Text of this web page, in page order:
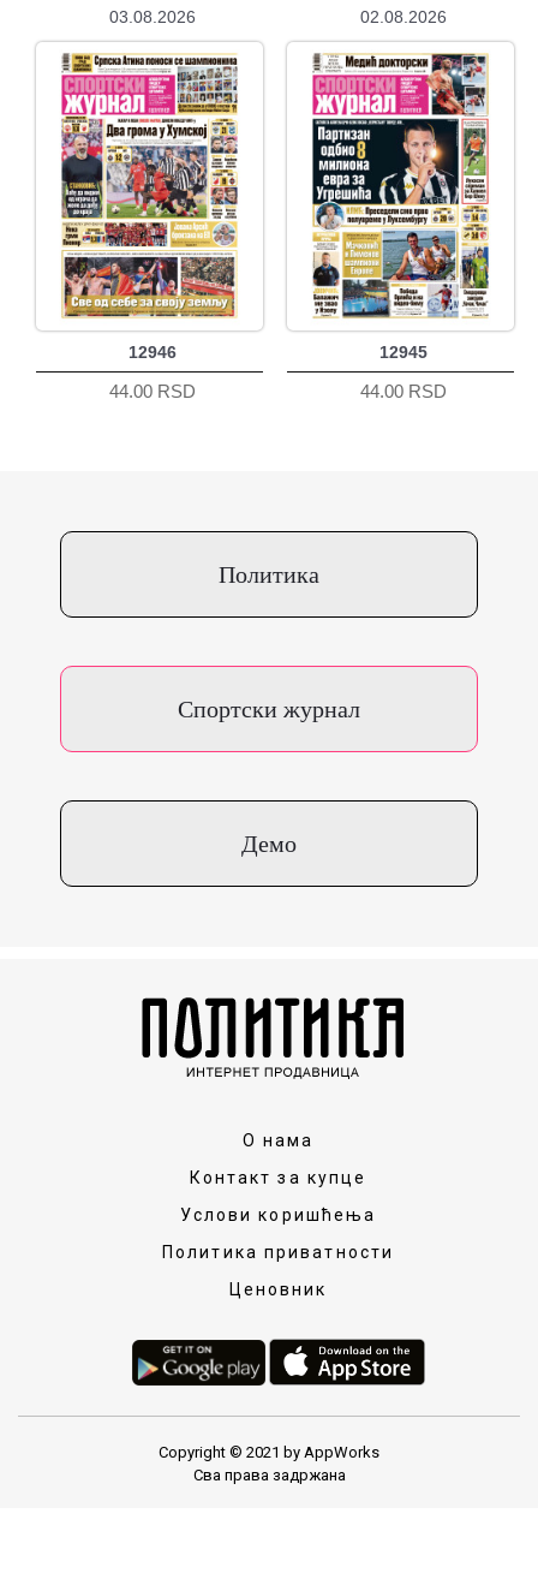
03.08.2026
12946
44.00 RSD
02.08.2026
12945
44.00 RSD
Политика
Спортски журнал
Демо
О нама
Контакт за купце
Услови коришћења
Политика приватности
Ценовник
Copyright © 2021 by AppWorks
Сва права задржана